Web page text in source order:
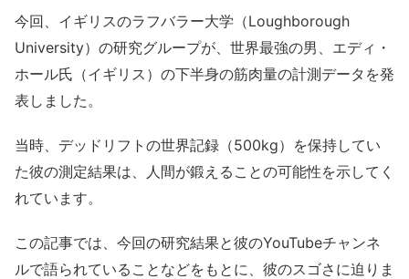
今回、イギリスのラフバラー大学（Loughborough
University）の研究グループが、世界最強の男、エディ・
ホール氏（イギリス）の下半身の筋肉量の計測データを発
表しました。
当時、デッドリフトの世界記録（500kg）を保持してい
た彼の測定結果は、人間が鍛えることの可能性を示してく
れています。
この記事では、今回の研究結果と彼のYouTubeチャンネ
ルで語られていることなどをもとに、彼のスゴさに迫りま